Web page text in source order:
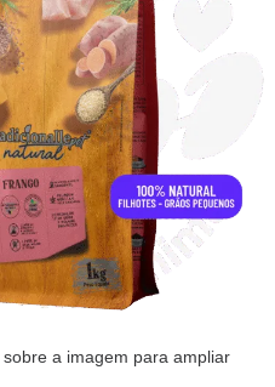
a imagem para ampliar